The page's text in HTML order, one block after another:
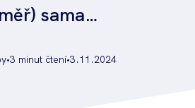
sama…
•3 minut čtení•3.11.2024